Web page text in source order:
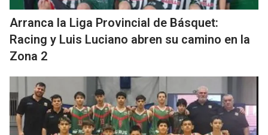
Arranca la Liga Provincial de Básquet:
Racing y Luis Luciano abren su camino en la
Zona 2